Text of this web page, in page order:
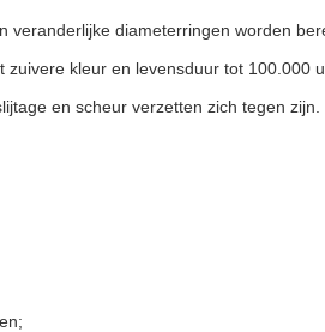
diameterringen worden
kleur en levensduur tot 100.000
en scheur verzetten zich tegen zijn.